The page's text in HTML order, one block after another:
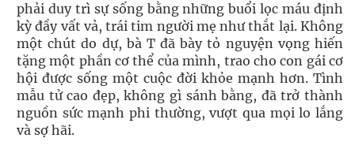
phải duy trì sự sống bằng những buổi lọc máu định
kỳ đầy vất vả, trái tim người mẹ như thắt lại. Không
một chút do dự, bà T đã bày tỏ nguyện vọng hiến
tặng một phần cơ thể của mình, trao cho con gái cơ
hội được sống một cuộc đời khỏe mạnh hơn. Tình
mẫu tử cao đẹp, không gì sánh bằng, đã trở thành
nguồn sức mạnh phi thường, vượt qua mọi lo lắng
và sợ hãi.